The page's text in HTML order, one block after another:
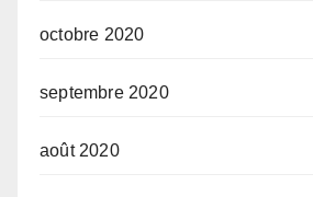
octobre 2020
septembre 2020
août 2020